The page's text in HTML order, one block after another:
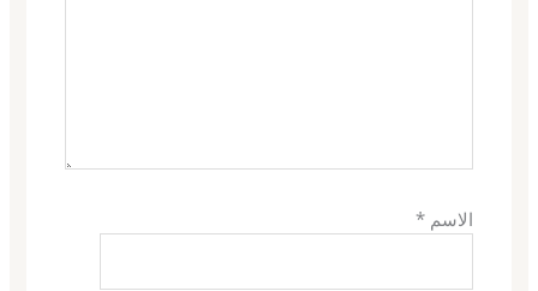
الاسم *